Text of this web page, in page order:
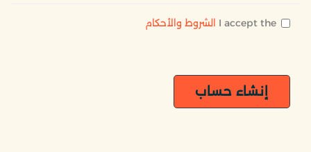
I accept the الشروط والأحكام
إنشاء حساب